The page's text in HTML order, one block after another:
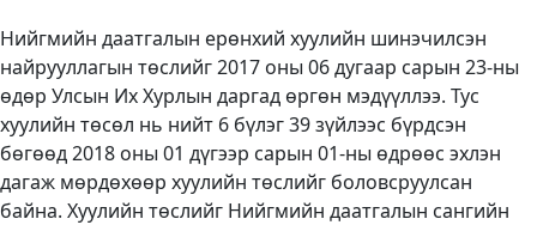
Нийгмийн даатгалын ерөнхий хуулийн шинэчилсэн
найрууллагын төслийг 2017 оны 06 дугаар сарын 23-ны
өдөр Улсын Их Хурлын даргад өргөн мэдүүллээ. Тус
хуулийн төсөл нь нийт 6 бүлэг 39 зүйлээс бүрдсэн
бөгөөд 2018 оны 01 дүгээр сарын 01-ны өдрөөс эхлэн
дагаж мөрдөхөөр хуулийн төслийг боловсруулсан
байна. Хуулийн төслийг Нийгмийн даатгалын сангийн